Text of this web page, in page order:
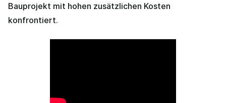
Bauprojekt mit hohen zusätzlichen Kosten
konfrontiert.